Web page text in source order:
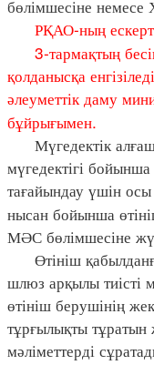
бөлімшесіне немесе
РҚАО-ның
3-тармақтың
қолданысқа
әлеуметтік даму
бұйрығымен.
Мүгедектік алғаш
мүгедектігі
тағайындау үшін
нысан бойынша
МӘС бөлімшесіне
Өтініш
шлюз арқылы тиісті
өтініш берушінің
тұрғылықты тұратын
мәліметтерді